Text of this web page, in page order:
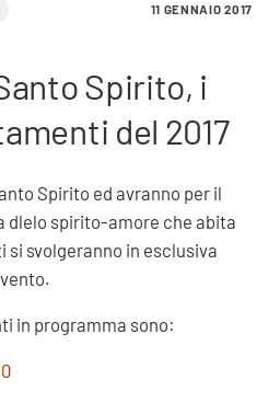
11 GENNAIO 2017
Spirito, i
del 2017
Spirito ed avranno per il
dlelo spirito-amore che abita
si svolgeranno in esclusiva
in programma sono: